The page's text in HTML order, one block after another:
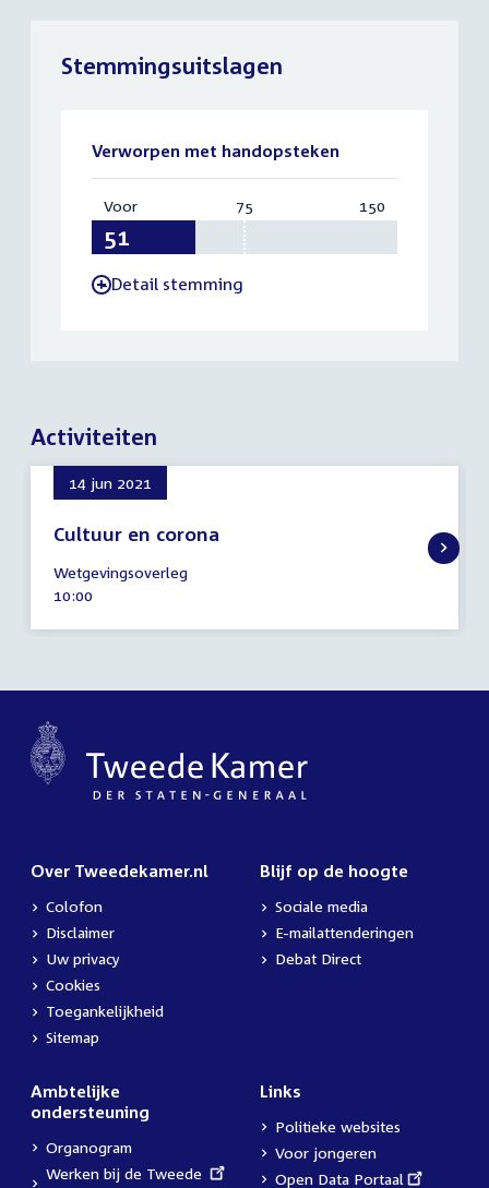
Stemmingsuitslagen
Verworpen met handopsteken
Voor:
75 150
-Detail stemming
Activiteiten
14 jun 2021
Cultuur en corona
juni
2021
Wetgevingsoverleg
Tijd
10:00
Over Tweedekamer.nl
Colofon
Disclaimer
Uw privacy
Cookies
Toegankelijkheid
Sitemap
Blijf op de hoogte
Sociale media
E-mailattenderingen
Debat Direct
Ambtelijke
ondersteuning
Organogram
External
Werken bij de Tweede
Links
Politieke websites
Voor jongeren
External
Open Data Portaal